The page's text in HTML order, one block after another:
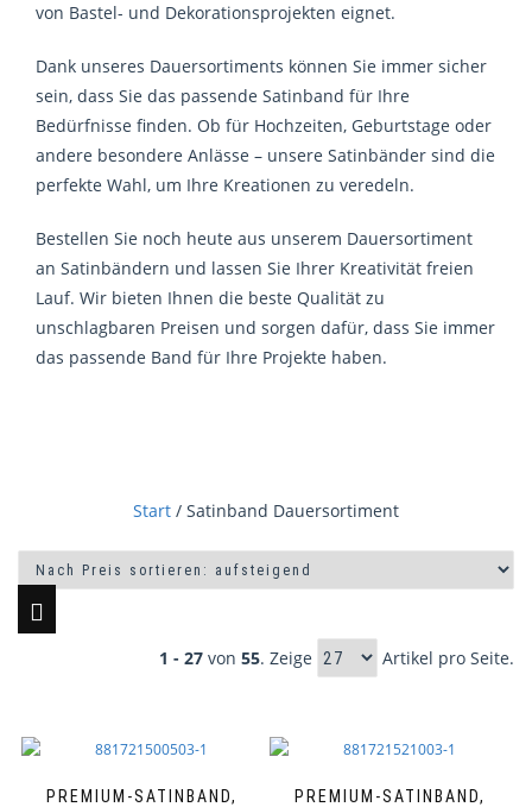
von Bastel- und Dekorationsprojekten eignet.
Dank unseres Dauersortiments können Sie immer sicher
sein, dass Sie das passende Satinband für Ihre
Bedürfnisse finden. Ob für Hochzeiten, Geburtstage oder
andere besondere Anlässe – unsere Satinbänder sind die
perfekte Wahl, um Ihre Kreationen zu veredeln.
Bestellen Sie noch heute aus unserem Dauersortiment
an Satinbändern und lassen Sie Ihrer Kreativität freien
Lauf. Wir bieten Ihnen die beste Qualität zu
unschlagbaren Preisen und sorgen dafür, dass Sie immer
das passende Band für Ihre Projekte haben.
Start / Satinband Dauersortiment
1 - 27 von 55. Zeige Artikel pro Seite.
PREMIUM-SATINBAND,
PREMIUM-SATINBAND,